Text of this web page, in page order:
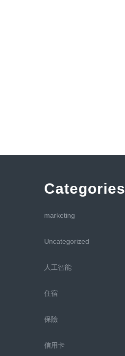
Categories
marketing
Uncategorized
人工智能
住宿
保險
信用卡